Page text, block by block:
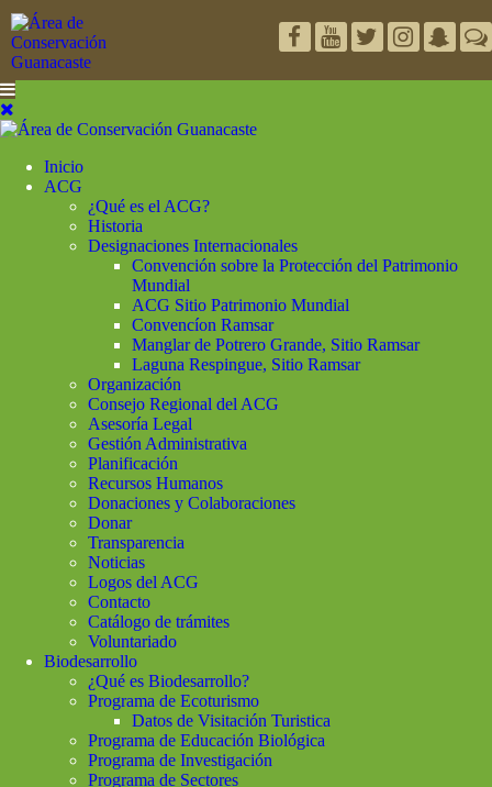
Inicio
ACG
¿Qué es el ACG?
Historia
Designaciones Internacionales
Convención sobre la Protección del Patrimonio
Mundial
ACG Sitio Patrimonio Mundial
Convencíon Ramsar
Manglar de Potrero Grande, Sitio Ramsar
Laguna Respingue, Sitio Ramsar
Organización
Consejo Regional del ACG
Asesoría Legal
Gestión Administrativa
Planificación
Recursos Humanos
Donaciones y Colaboraciones
Donar
Transparencia
Noticias
Logos del ACG
Contacto
Catálogo de trámites
Voluntariado
Biodesarrollo
¿Qué es Biodesarrollo?
Programa de Ecoturismo
Datos de Visitación Turistica
Programa de Educación Biológica
Programa de Investigación
Programa de Sectores